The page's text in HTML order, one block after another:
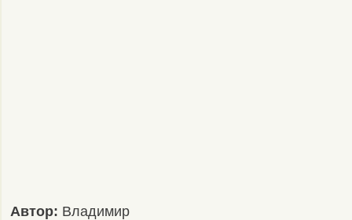
Автор: Владимир